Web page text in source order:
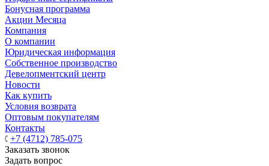
Бонусная программа
Акции Месяца
Компания
О компании
Юридическая информация
Собственное производство
Девелопментский центр
Новости
Как купить
Условия возврата
Оптовым покупателям
Контакты
+7 (4712) 785-075
Заказать звонок
Задать вопрос